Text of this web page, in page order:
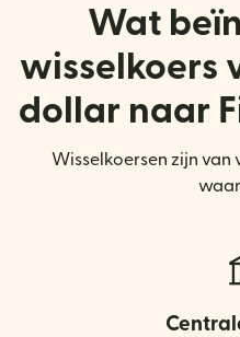
Wat
wisselkoers
dollar naar
Wisselkoersen zijn